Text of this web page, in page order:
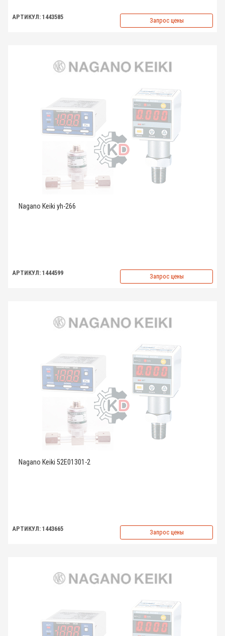
АРТИКУЛ: 1443585 Запрос цены
Nagano Keiki yh-266
АРТИКУЛ: 1444599 Запрос цены
Nagano Keiki 52E01301-2
АРТИКУЛ: 1443665 Запрос цены